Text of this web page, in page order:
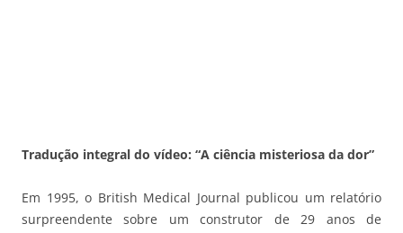
Tradução integral do vídeo: “A ciência misteriosa da dor”
Em 1995, o British Medical Journal publicou um relatório
surpreendente sobre um construtor de 29 anos de